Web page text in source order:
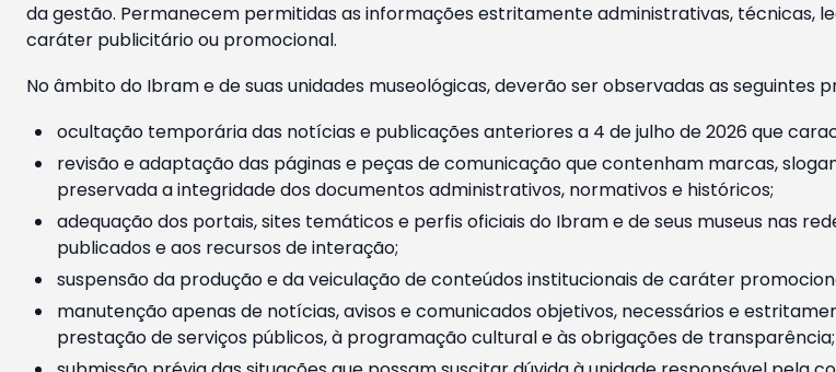
da gestão. Permanecem permitidas as informações estritamente administrativas, técnicas,
caráter publicitário ou promocional.
No âmbito do Ibram e de suas unidades museológicas, deverão ser observadas as seguintes
ocultação temporária das notícias e publicações anteriores a 4 de julho de 2026 que
revisão e adaptação das páginas e peças de comunicação que contenham marcas,
preservada a integridade dos documentos administrativos, normativos e históricos;
adequação dos portais, sites temáticos e perfis oficiais do Ibram e de seus museus nas
publicados e aos recursos de interação;
suspensão da produção e da veiculação de conteúdos institucionais de caráter
manutenção apenas de notícias, avisos e comunicados objetivos, necessários e
prestação de serviços públicos, à programação cultural e às obrigações de transparência;